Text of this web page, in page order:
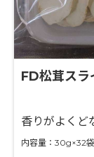
FD松茸ス
香りがよくど
内容量：30g×32袋